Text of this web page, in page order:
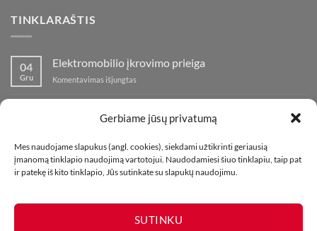
Gerbiame jūsų privatumą
Mes naudojame slapukus (angl. cookies), siekdami užtikrinti geriausią
įmanomą tinklapio naudojimą vartotojui. Naudodamiesi šiuo tinklapiu, taip pat
ir patekę iš kito tinklapio, Jūs sutinkate su slapukų naudojimu.
SUTINKU
TINKLARAŠTIS
04
Gru
Elektromobilio įkrovimo prieiga
Komentavimas išjungtas
prieiga
įraše
fejerverkų
parduotuvė
Klaipedoje!
01
Lap
Kaip fotografuoti fejerverkus
Komentavimas išjungtasįraše